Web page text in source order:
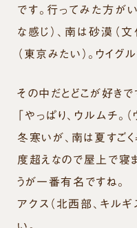
です。行ってみた方が
な感じ）、南は砂漠（
（東京みたい）。ウイグ
その中だとどこが好きで
「やっぱり、ウルムチ。
冬寒いが、南は夏すご
度超えなので屋上で寝
うが一番有名ですね。
アクス（北西部、キル